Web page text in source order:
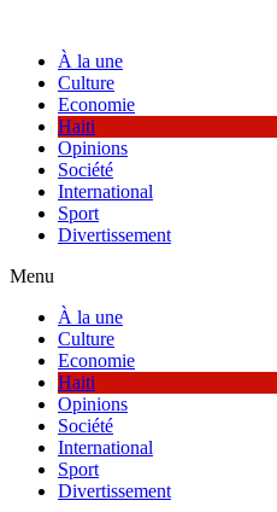
contentÀ la une
Culture
Economie
Haiti
Opinions
Société
International
Sport
Divertissement
Menu
À la une
Culture
Economie
Haiti
Opinions
Société
International
Sport
Divertissement